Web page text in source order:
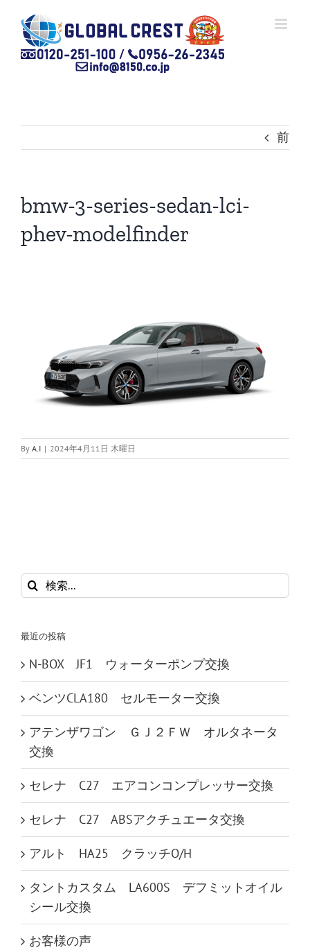
content
前
bmw-3-series-sedan-lci-
phev-modelfinder
By A.I | 2024年4月11日 木曜日
検
索
最近の投稿
N-BOX JF1 ウォーターポンプ交換
ベンツCLA180 セルモーター交換
アテンザワゴン ＧＪ２ＦＷ オルタネータ
交換
セレナ C27 エアコンコンプレッサー交換
セレナ C27 ABSアクチュエータ交換
アルト HA25 クラッチO/H
タントカスタム LA600S デフミットオイル
シール交換
お客様の声